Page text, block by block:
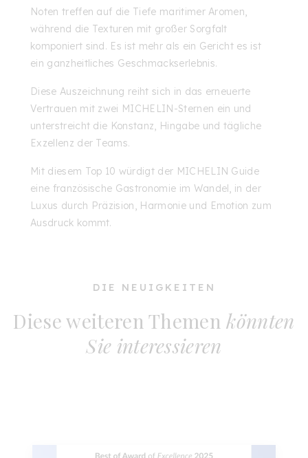
Noten treffen auf die Tiefe maritimer Aromen,
während die Texturen mit großer Sorgfalt
komponiert sind. Es ist mehr als ein Gericht es ist
ein ganzheitliches Geschmackserlebnis.
Diese Auszeichnung reiht sich in das erneuerte
Vertrauen mit zwei MICHELIN-Sternen ein und
unterstreicht die Konstanz, Hingabe und tägliche
Exzellenz der Teams.
Mit diesem Top 10 würdigt der MICHELIN Guide
eine französische Gastronomie im Wandel, in der
Luxus durch Präzision, Harmonie und Emotion zum
Ausdruck kommt.
DIE NEUIGKEITEN
Diese weiteren Themenkönnten
Sie interessieren